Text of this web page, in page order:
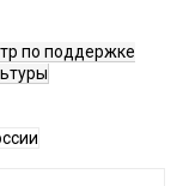
по поддержке